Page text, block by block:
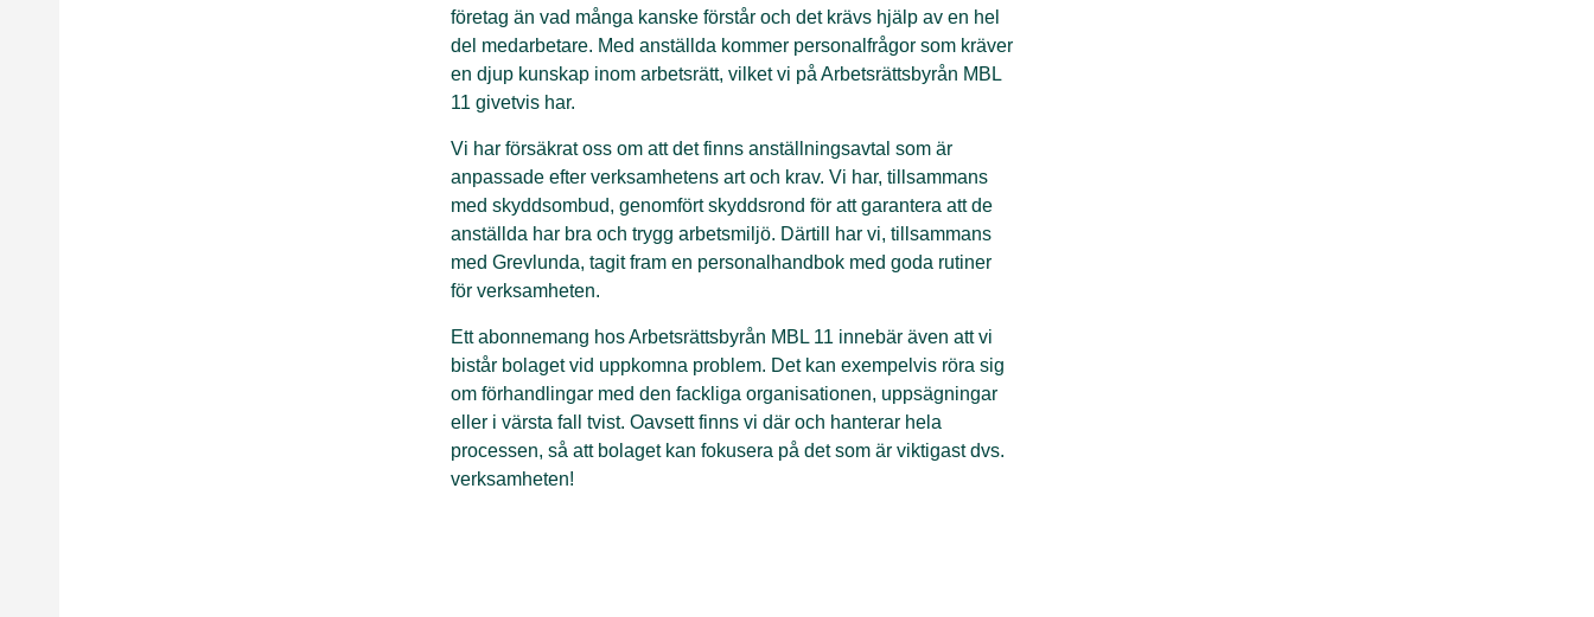
företag än vad många kanske förstår och det krävs hjälp av en hel
del medarbetare. Med anställda kommer personalfrågor som kräver
en djup kunskap inom arbetsrätt, vilket vi på Arbetsrättsbyrån MBL
11 givetvis har.
Vi har försäkrat oss om att det finns anställningsavtal som är
anpassade efter verksamhetens art och krav. Vi har, tillsammans
med skyddsombud, genomfört skyddsrond för att garantera att de
anställda har bra och trygg arbetsmiljö. Därtill har vi, tillsammans
med Grevlunda, tagit fram en personalhandbok med goda rutiner
för verksamheten.
Ett abonnemang hos Arbetsrättsbyrån MBL 11 innebär även att vi
bistår bolaget vid uppkomna problem. Det kan exempelvis röra sig
om förhandlingar med den fackliga organisationen, uppsägningar
eller i värsta fall tvist. Oavsett finns vi där och hanterar hela
processen, så att bolaget kan fokusera på det som är viktigast dvs.
verksamheten!